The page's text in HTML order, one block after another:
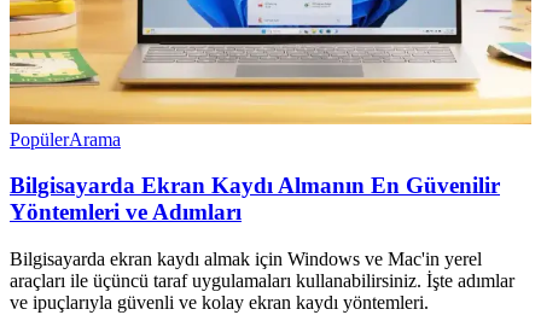
PopülerArama
Bilgisayarda Ekran Kaydı Almanın En Güvenilir
Yöntemleri ve Adımları
Bilgisayarda ekran kaydı almak için Windows ve Mac'in yerel
araçları ile üçüncü taraf uygulamaları kullanabilirsiniz. İşte adımlar
ve ipuçlarıyla güvenli ve kolay ekran kaydı yöntemleri.